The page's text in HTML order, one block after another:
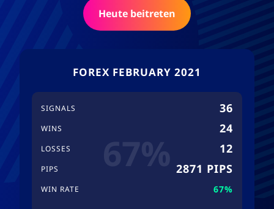
Heute beitreten
FOREX FEBRUARY 2021
SIGNALS 36
WINS 24
LOSSES 12
PIPS 2871 PIPS
WIN RATE 67%